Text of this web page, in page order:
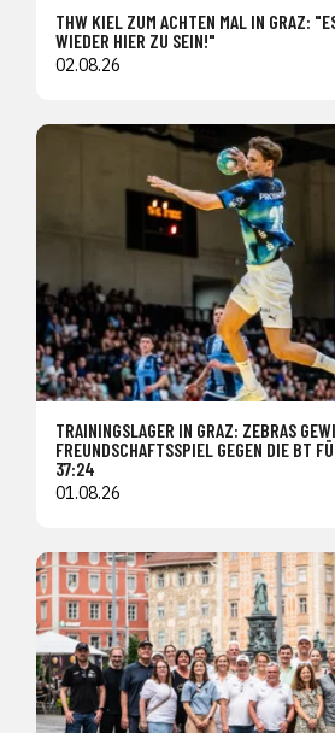
THW KIEL ZUM ACHTEN MAL IN GRAZ:
WIEDER HIER ZU SEIN!"
02.08.26
TRAININGSLAGER IN GRAZ: ZEBRAS
FREUNDSCHAFTSSPIEL GEGEN DIE BT
37:24
01.08.26